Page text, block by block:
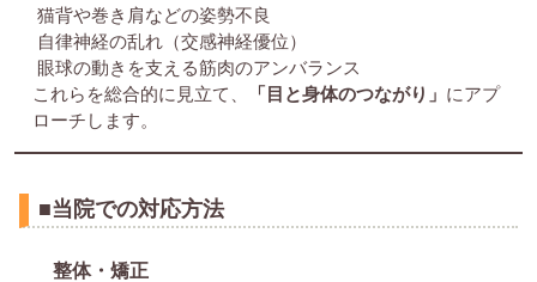
猫背や巻き肩などの姿勢不良
自律神経の乱れ（交感神経優位）
眼球の動きを支える筋肉のアンバランス
これらを総合的に見立て、
「目と身体のつながり」 にアプ
ローチします。
■当院での対応方法
整体・矯正